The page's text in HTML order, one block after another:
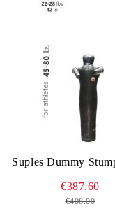
Suples Dummy
€387.60
€408.00